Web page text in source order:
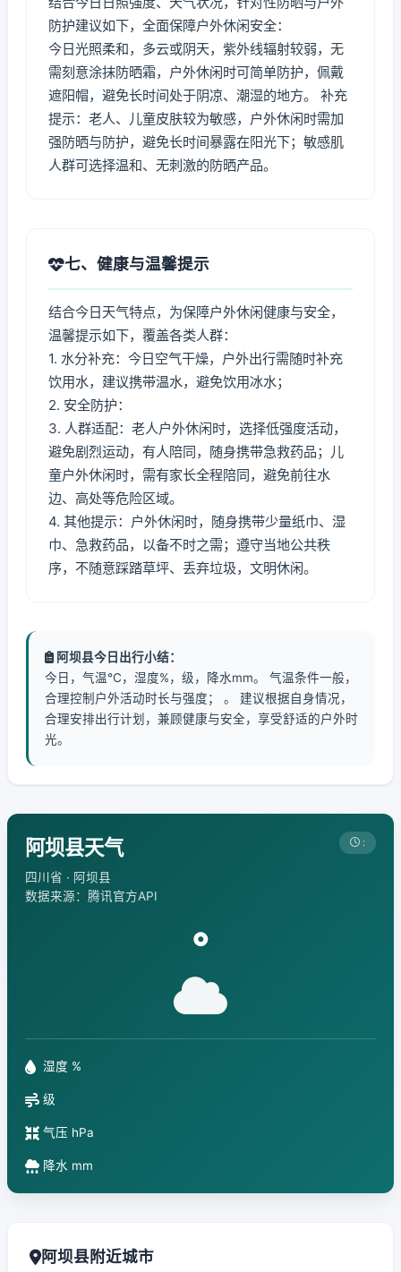
防护建议如下，全面保障户外休闲安全：
今日光照柔和，多云或阴天，紫外线辐射较弱，无
需刻意涂抹防晒霜，户外休闲时可简单防护，佩戴
遮阳帽，避免长时间处于阴凉、潮湿的地方。 补充
提示：老人、儿童皮肤较为敏感，户外休闲时需加
强防晒与防护，避免长时间暴露在阳光下；敏感肌
人群可选择温和、无刺激的防晒产品。
七、健康与温馨提示
结合今日天气特点，为保障户外休闲健康与安全，
温馨提示如下，覆盖各类人群：
1. 水分补充：今日空气干燥，户外出行需随时补充
饮用水，建议携带温水，避免饮用冰水；
2. 安全防护：
3. 人群适配：老人户外休闲时，选择低强度活动，
避免剧烈运动，有人陪同，随身携带急救药品；儿
童户外休闲时，需有家长全程陪同，避免前往水
边、高处等危险区域。
4. 其他提示：户外休闲时，随身携带少量纸巾、湿
巾、急救药品，以备不时之需；遵守当地公共秩
序，不随意踩踏草坪、丢弃垃圾，文明休闲。
阿坝县今日出行小结：
今日，气温℃，湿度%，级，降水mm。 气温条件一般，
合理控制户外活动时长与强度； 。 建议根据自身情况，
合理安排出行计划，兼顾健康与安全，享受舒适的户外时
光。
阿坝县天气
四川省 · 阿坝县
数据来源：腾讯官方API
:
°
湿度 %
级
气压 hPa
降水 mm
阿坝县附近城市